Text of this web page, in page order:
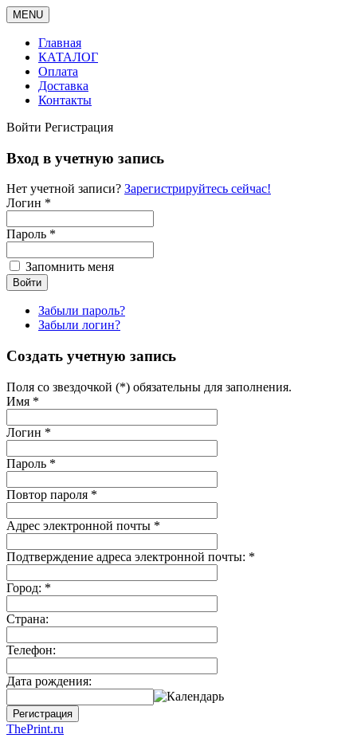
MENU
Главная
КАТАЛОГ
Оплата
Доставка
Контакты
Войти Регистрация
Вход в учетную запись
Нет учетной записи? Зарегистрируйтесь сейчас!
Логин *
Пароль *
Запомнить меня
Забыли пароль?
Забыли логин?
Создать учетную запись
Поля со звездочкой (*) обязательны для заполнения.
Имя *
Логин *
Пароль *
Повтор пароля *
Адрес электронной почты *
Подтверждение адреса электронной почты: *
Город: *
Страна:
Телефон:
Дата рождения:
Регистрация
ThePrint.ru